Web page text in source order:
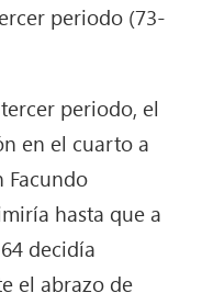
periodo (73-
periodo, el
en el cuarto a
Facundo
hasta que a
decidía
el abrazo de